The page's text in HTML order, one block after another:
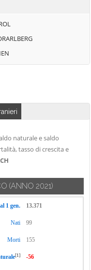
naturale e saldo
tasso di crescita e
(ANNO 2021)
1 gen. 13.371
Nati 99
Morti 155
[1] -56